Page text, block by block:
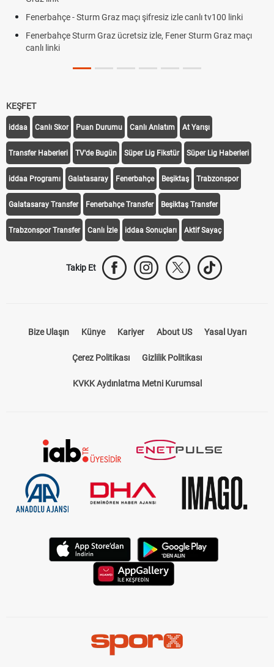
Fenerbahçe - Sturm Graz maçı şifresiz izle canlı tv100 linki
Fenerbahçe Sturm Graz ücretsiz izle, Fener Sturm Graz maçı
canlı linki
KEŞFET
iddaa Canlı Skor Puan Durumu Canlı Anlatım At Yarışı
Transfer Haberleri TV'de Bugün Süper Lig Fikstür Süper Lig Haberleri
iddaa Programı Galatasaray Fenerbahçe Beşiktaş Trabzonspor
Galatasaray Transfer Fenerbahçe Transfer Beşiktaş Transfer
Trabzonspor Transfer Canlı İzle iddaa Sonuçları Aktif Sayaç
Takip Et
Bize Ulaşın Künye Kariyer About US Yasal Uyarı
Çerez Politikası Gizlilik Politikası
KVKK Aydınlatma Metni Kurumsal